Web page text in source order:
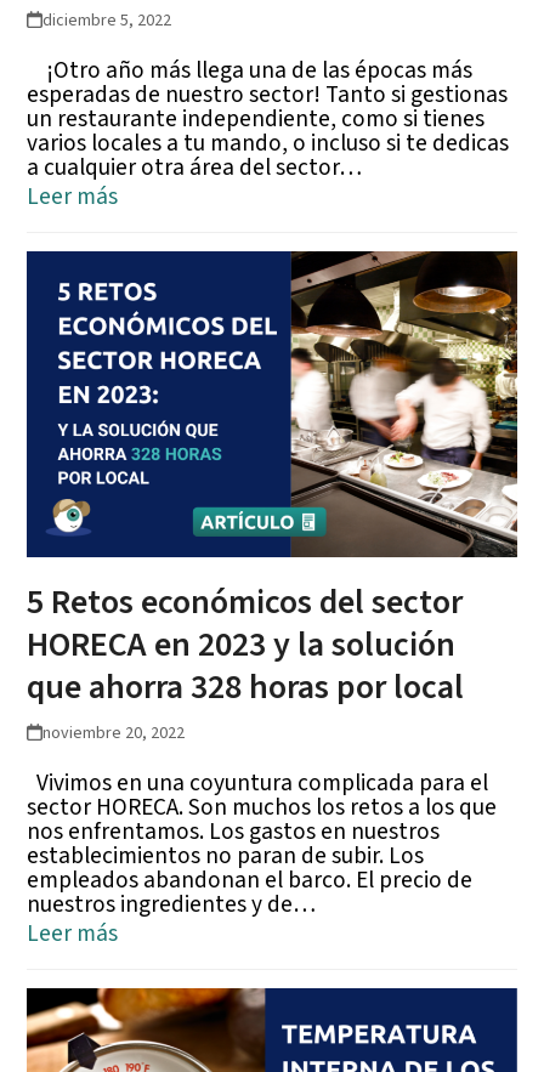
diciembre 5, 2022
¡Otro año más llega una de las épocas más
esperadas de nuestro sector! Tanto si gestionas
un restaurante independiente, como si tienes
varios locales a tu mando, o incluso si te dedicas
a cualquier otra área del sector…
Leer más
5 Retos económicos del sector
HORECA en 2023 y la solución
que ahorra 328 horas por local
noviembre 20, 2022
Vivimos en una coyuntura complicada para el
sector HORECA. Son muchos los retos a los que
nos enfrentamos. Los gastos en nuestros
establecimientos no paran de subir. Los
empleados abandonan el barco. El precio de
nuestros ingredientes y de…
Leer más